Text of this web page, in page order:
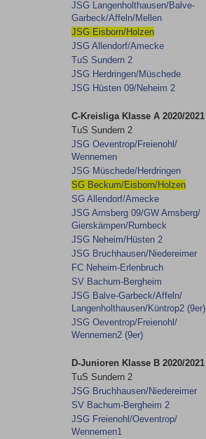
JSG Langenholthausen/​Balve-
Garbeck/​Affeln/​Mellen
JSG Eisborn/​Holzen
JSG Allendorf/​Amecke
TuS Sundern 2
JSG Herdringen/​Müschede
JSG Hüsten 09/​Neheim 2
C-Kreisliga Klasse A 2020/2021
TuS Sundern 2
JSG Oeventrop/​Freienohl/​
Wennemen
JSG Müschede/​Herdringen
SG Beckum/​Eisborn/​Holzen
SG Allendorf/​Amecke
JSG Arnsberg 09/​GW Arnsberg/​
Gierskämpen/​Rumbeck
JSG Neheim/​Hüsten 2
JSG Bruchhausen/​Niedereimer
FC Neheim-Erlenbruch
SV Bachum-Bergheim
JSG Balve-Garbeck/​Affeln/​
Langenholthausen/​Küntrop2 (9er)
JSG Oeventrop/​Freienohl/​
Wennemen2 (9er)
D-Junioren Klasse B 2020/2021
TuS Sundern 2
JSG Bruchhausen/​Niedereimer
SV Bachum-Bergheim 2
JSG Freienohl/​Oeventrop/​
Wennemen1